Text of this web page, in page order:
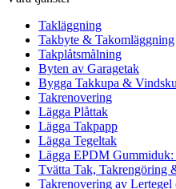
Takläggning
Takbyte & Takomläggning
Takplåtsmålning
Byten av Garagetak
Bygga Takkupa &
Takrenovering
Lägga Plåttak
Lägga Takpapp
Lägga Tegeltak
Lägga EPDM
Tvätta Tak, Takrengöring
Takrenovering av Lertegel